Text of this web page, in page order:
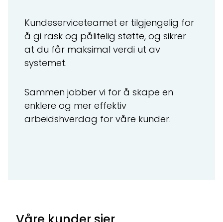
Kundeserviceteamet er tilgjengelig for
å gi rask og pålitelig støtte, og sikrer
at du får maksimal verdi ut av
systemet.
Sammen jobber vi for å skape en
enklere og mer effektiv
arbeidshverdag for våre kunder.